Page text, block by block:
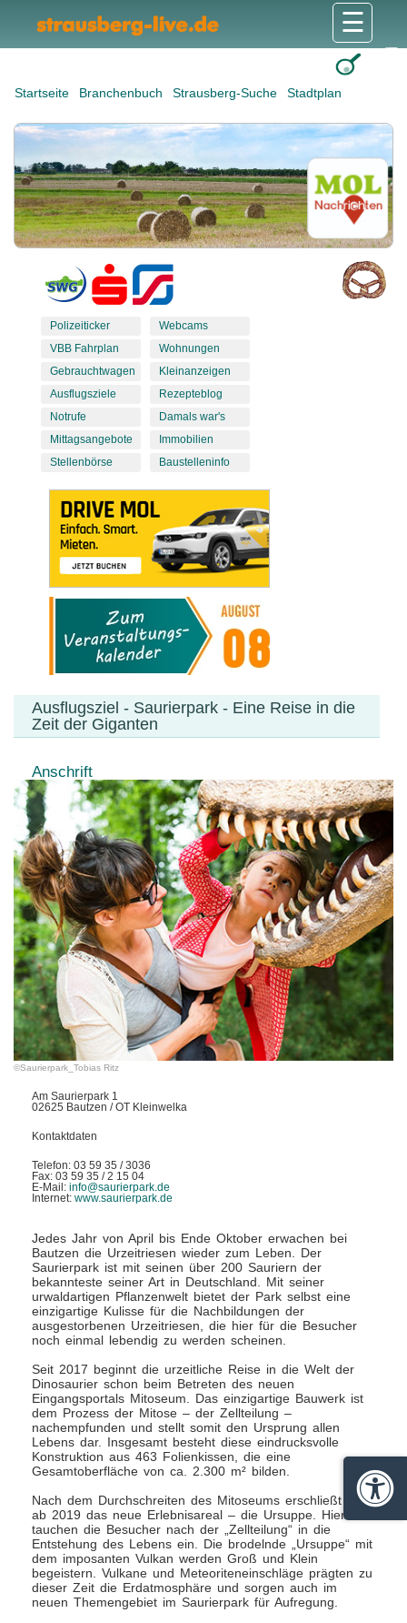
Startseite Branchenbuch Strausberg-Suche Stadtplan
☰
Polizeiticker
VBB Fahrplan
Gebrauchtwagen
Ausflugsziele
Notrufe
Mittagsangebote
Stellenbörse
Webcams
Wohnungen
Kleinanzeigen
Rezepteblog
Damals war's
Immobilien
Baustelleninfo
Ausflugsziel - Saurierpark - Eine Reise in die
Zeit der Giganten
Anschrift
©Saurierpark_Tobias Ritz
Am Saurierpark 1
02625 Bautzen / OT Kleinwelka
Kontaktdaten
Telefon: 03 59 35 / 3036
Fax: 03 59 35 / 2 15 04
E-Mail: info@saurierpark.de
Internet: www.saurierpark.de
Jedes Jahr von April bis Ende Oktober erwachen bei
Bautzen die Urzeitriesen wieder zum Leben. Der
Saurierpark ist mit seinen über 200 Sauriern der
bekannteste seiner Art in Deutschland. Mit seiner
urwaldartigen Pflanzenwelt bietet der Park selbst eine
einzigartige Kulisse für die Nachbildungen der
ausgestorbenen Urzeitriesen, die hier für die Besucher
noch einmal lebendig zu werden scheinen.
Seit 2017 beginnt die urzeitliche Reise in die Welt der
Dinosaurier schon beim Betreten des neuen
Eingangsportals Mitoseum. Das einzigartige Bauwerk ist
dem Prozess der Mitose – der Zellteilung –
nachempfunden und stellt somit den Ursprung allen
Lebens dar. Insgesamt besteht diese eindrucksvolle
Konstruktion aus 463 Folienkissen, die eine
Gesamtoberfläche von ca. 2.300 m² bilden.
Nach dem Durchschreiten des Mitoseums erschließt sich
ab 2019 das neue Erlebnisareal – die Ursuppe. Hier
tauchen die Besucher nach der „Zellteilung“ in die
Entstehung des Lebens ein. Die brodelnde „Ursuppe“ mit
dem imposanten Vulkan werden Groß und Klein
begeistern. Vulkane und Meteoriteneinschläge prägten zu
dieser Zeit die Erdatmosphäre und sorgen auch im
neuen Themengebiet im Saurierpark für Aufregung.